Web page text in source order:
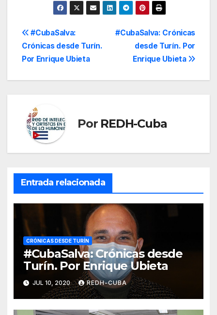
Navegación
de
entradas
#CubaSalva: Crónicas
desde Turín. Por
Enrique Ubieta
#CubaSalva:
Crónicas desde Turín.
Por Enrique Ubieta
Por REDH-Cuba
Entrada relacionada
CRÓNICAS DESDE TURÍN
#CubaSalva: Crónicas desde
Turín. Por Enrique Ubieta
JUL 10, 2020 REDH-CUBA